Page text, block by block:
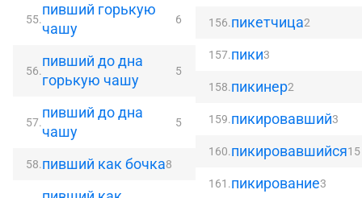
55.
пивший горькую
чашу
6
56.
пивший до дна
горькую чашу
5
57.
пивший до дна
чашу
5
58.пивший как бочка8
156.пикетчица2
157.пики3
158.пикинер2
159.пикировавший3
160.пикировавшийся15
161.пикирование3